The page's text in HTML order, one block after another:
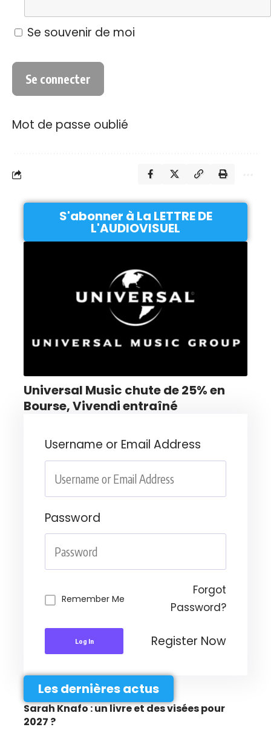
Se souvenir de moi
Mot de passe oublié
S'abonner à La LETTRE DE
L'AUDIOVISUEL
Universal Music chute de 25% en
Bourse, Vivendi entraîné
Username or Email Address
Password
Remember Me
Forgot
Password?
Log In Register Now
Les dernières actus
Sarah Knafo : un livre et des visées pour
2027 ?